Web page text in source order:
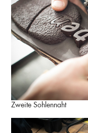
Zweite Sohlennaht